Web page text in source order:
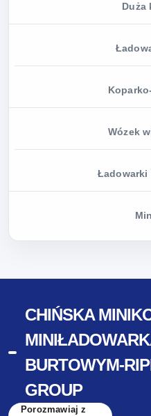
Duża
Wózek
Ładowarki
CHIŃSKA
BURTOWYM-
GROUP
Porozmawiaj z